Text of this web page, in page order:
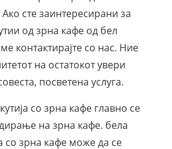
сте заинтересирани за
од зрна кафе од бел
контактирајте со нас. Ние
на остатокот увери
посветена услуга.
со зрна кафе главно се
на зрна кафе. бела
со зрна кафе може да се